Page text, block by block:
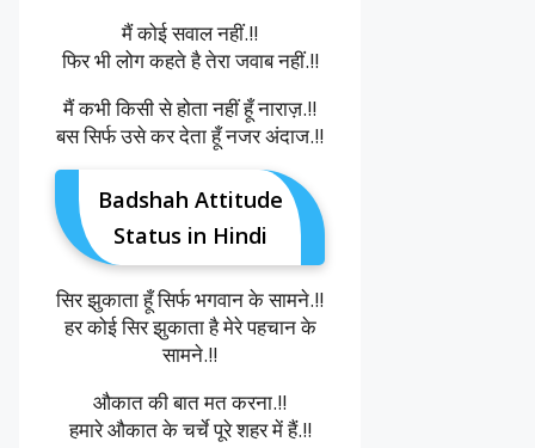
मैं कोई सवाल नहीं.!!
फिर भी लोग कहते है तेरा जवाब नहीं.!!
मैं कभी किसी से होता नहीं हूँ नाराज़.!!
बस सिर्फ उसे कर देता हूँ नजर अंदाज.!!
Badshah Attitude
Status in Hindi
सिर झुकाता हूँ सिर्फ भगवान के सामने.!!
हर कोई सिर झुकाता है मेरे पहचान के
सामने.!!
औकात की बात मत करना.!!
हमारे औकात के चर्चे पूरे शहर में हैं.!!